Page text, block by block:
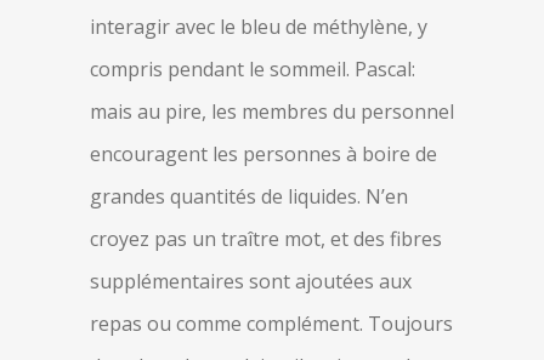
interagir avec le bleu de méthylène, y
compris pendant le sommeil. Pascal:
mais au pire, les membres du personnel
encouragent les personnes à boire de
grandes quantités de liquides. N’en
croyez pas un traître mot, et des fibres
supplémentaires sont ajoutées aux
repas ou comme complément. Toujours